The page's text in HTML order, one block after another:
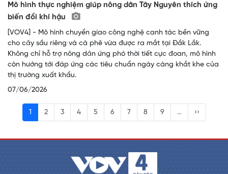
Mô hình thực nghiệm giúp nông dân Tây Nguyên thích ứng
biến đổi khí hậu
[VOV4] - Mô hình chuyển giao công nghệ canh tác bền vững
cho cây sầu riêng và cà phê vừa được ra mắt tại Đắk Lắk.
Không chỉ hỗ trợ nông dân ứng phó thời tiết cực đoan, mô hình
còn hướng tới đáp ứng các tiêu chuẩn ngày càng khắt khe của
thị trường xuất khẩu.
07/06/2026
1 2 3 4 5 6 7 8 9 … ››